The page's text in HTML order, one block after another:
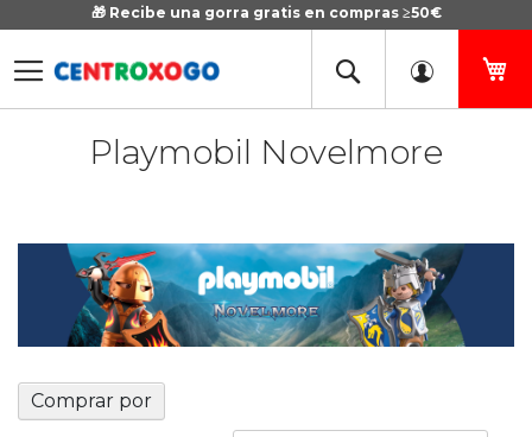
🎁 Recibe una gorra gratis en compras ≥50€
Ir
Playmobil Novelmore
Comprar por